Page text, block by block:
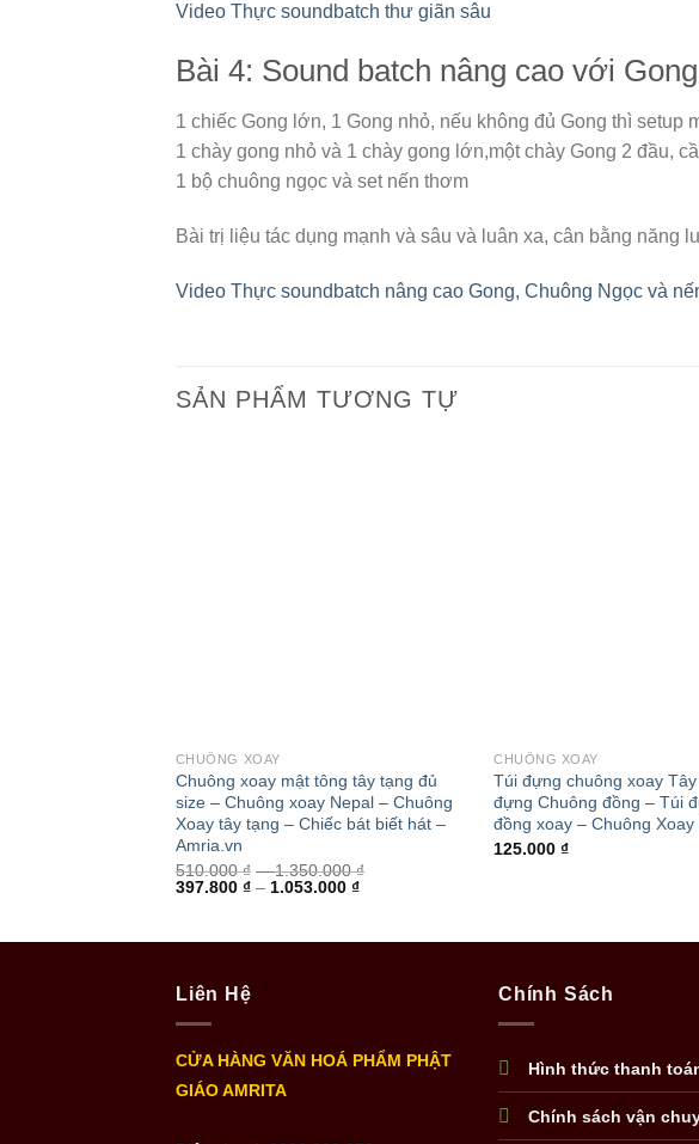
Video Thực soundbatch thư giãn sâu
Bài 4: Sound batch nâng cao với
1 chiếc Gong lớn, 1 Gong nhỏ, nếu không đủ Gong thì setup
1 chày gong nhỏ và 1 chày gong lớn,một chày Gong 2 đầu,
1 bộ chuông ngọc và set nến thơm
Bài trị liệu tác dụng mạnh và sâu và luân xa, cân bằng năng
Video Thực soundbatch nâng cao Gong, Chuông Ngọc và
SẢN PHẨM TƯƠNG TỰ
CHUÔNG XOAY
Chuông xoay mật tông tây tạng đủ
size – Chuông xoay Nepal – Chuông
Xoay tây tạng – Chiếc bát biết hát –
Amria.vn
510.000₫ –1.350.000₫
397.800 ₫– 1.053.000 ₫
CHUÔNG XOAY
Túi đựng chuông xoay
đựng Chuông đồng – Túi
đồng xoay – Chuông Xoay
125.000₫
Liên Hệ
CỬA HÀNG VĂN HOÁ PHẨM PHẬT
GIÁO AMRITA
Chính Sách
Hình thức thanh
Chính sách vận